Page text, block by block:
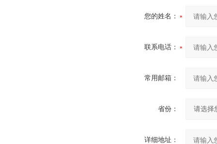
您的姓名：
联系电话：
常用邮箱：
省份：
详细地址：